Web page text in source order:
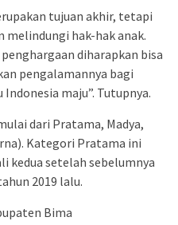
tujuan akhir, tetapi
melindungi hak-hak anak.
diharapkan bisa
pengalamannya bagi
maju”. Tutupnya.
dari Pratama, Madya,
Kategori Pratama ini
kedua setelah sebelumnya
2019 lalu.
Bima